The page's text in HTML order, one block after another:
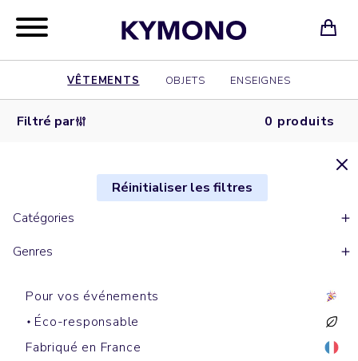
VÊTEMENTS OBJETS ENSEIGNES
Filtré par 0 produits
Réinitialiser les filtres
Catégories
Genres
Pour vos événements
Éco-responsable
Fabriqué en France